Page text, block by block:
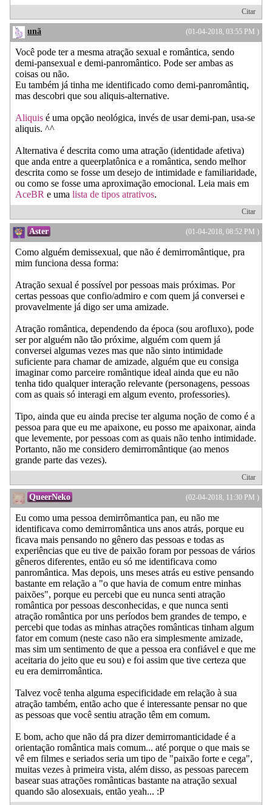
Citar
(01-04-2018, 03:55 PM )
unã
Você pode ter a mesma atração sexual e romântica, sendo
demi-pansexual e demi-panromântico. Pode ser ambas as
coisas ou não.
Eu também já tinha me identificado como demi-panromântiq,
mas descobri que sou aliquis-alternative.
Aliquis é uma opção neológica, invés de usar demi-pan, usa-se
aliquis. ^^
Alternativa é descrita como uma atração (identidade afetiva)
que anda entre a queerplatônica e a romântica, sendo melhor
descrita como se fosse um desejo de intimidade e familiaridade,
ou como se fosse uma aproximação emocional. Leia mais em
AceBR e uma lista de tipos atrativos.
Citar
(01-04-2018, 08:52 PM )
Aster
Como alguém demissexual, que não é demirromântique, pra
mim funciona dessa forma:
Atração sexual é possível por pessoas mais próximas. Por
certas pessoas que confio/admiro e com quem já conversei e
provavelmente já digo ser uma amizade.
Atração romântica, dependendo da época (sou arofluxo), pode
ser por alguém não tão próxime, alguém com quem já
conversei algumas vezes mas que não sinto intimidade
suficiente para chamar de amizade, alguém que eu consiga
imaginar como parceire romântique ideal ainda que eu não
tenha tido qualquer interação relevante (personagens, pessoas
com as quais só interagi em algum evento, professories).
Tipo, ainda que eu ainda precise ter alguma noção de como é a
pessoa para que eu me apaixone, eu posso me apaixonar, ainda
que levemente, por pessoas com as quais não tenho intimidade.
Portanto, não me considero demirromântique (ao menos
grande parte das vezes).
Citar
(02-04-2018, 11:30 PM )
QueerNeko
Eu como uma pessoa demirrômantica pan, eu não me
identificava como demirromântica uns anos atrás, porque eu
ficava mais pensando no gênero das pessoas e todas as
experiências que eu tive de paixão foram por pessoas de vários
gêneros diferentes, então eu só me identificava como
panromântica. Mas depois, uns meses atrás eu estive pensando
bastante em relação a "o que havia de comum entre minhas
paixões", porque eu percebi que eu nunca senti atração
romântica por pessoas desconhecidas, e que nunca senti
atração romântica por uns períodos bem grandes de tempo, e
percebi que todas as minhas atrações românticas tinham algum
fator em comum (neste caso não era simplesmente amizade,
mas sim um sentimento de que a pessoa era confiável e que me
aceitaria do jeito que eu sou) e foi assim que tive certeza que
eu era demirromântica.
Talvez você tenha alguma especificidade em relação à sua
atração também, então acho que é interessante pensar no que
as pessoas que você sentiu atração têm em comum.
E bom, acho que não dá pra dizer demirromanticidade é a
orientação romântica mais comum... até porque o que mais se
vê em filmes e seriados seria um tipo de "paixão forte e cega",
muitas vezes à primeira vista, além disso, as pessoas parecem
basear suas atrações românticas bastante na atração sexual
quando são alosexuais, então yeah... :P